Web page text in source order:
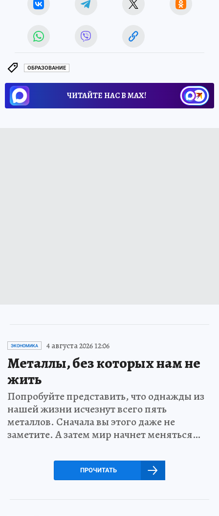
ОБРАЗОВАНИЕ
ЧИТАЙТЕ НАС В МАХ!
ЭКОНОМИКА 4 августа 2026 12:06
Металлы, без которых нам не
жить
Попробуйте представить, что однажды из
нашей жизни исчезнут всего пять
металлов. Сначала вы этого даже не
заметите. А затем мир начнет меняться…
ПРОЧИТАТЬ